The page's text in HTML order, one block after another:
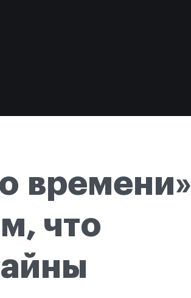
времени»
что